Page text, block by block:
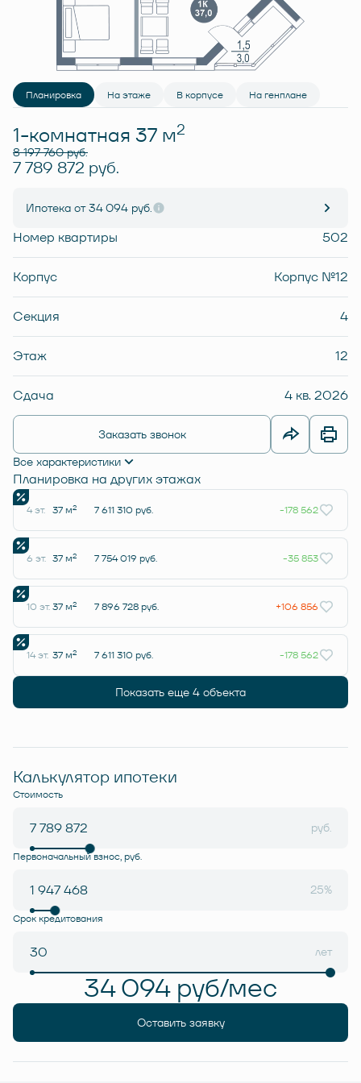
Планировка На этаже В корпусе На генплане
1-комнатная 37 м2
8 197 760 руб.
7 789 872 руб.
Ипотека от 34 094 руб.
Номер квартиры 502
Корпус Корпус №12
Секция 4
Этаж 12
Сдача 4 кв. 2026
Заказать звонок
Все характеристики
Планировка на других этажах
4 эт. 37 м2 7 611 310 руб. -178 562
6 эт. 37 м2 7 754 019 руб. -35 853
10 эт. 37 м2 7 896 728 руб. +106 856
14 эт. 37 м2 7 611 310 руб. -178 562
Показать еще 4 объектa
Калькулятор ипотеки
Стоимость
руб.
Первоначальный взнос, руб.
25%
Срок кредитования
лет
34 094 руб/мес
Оставить заявку